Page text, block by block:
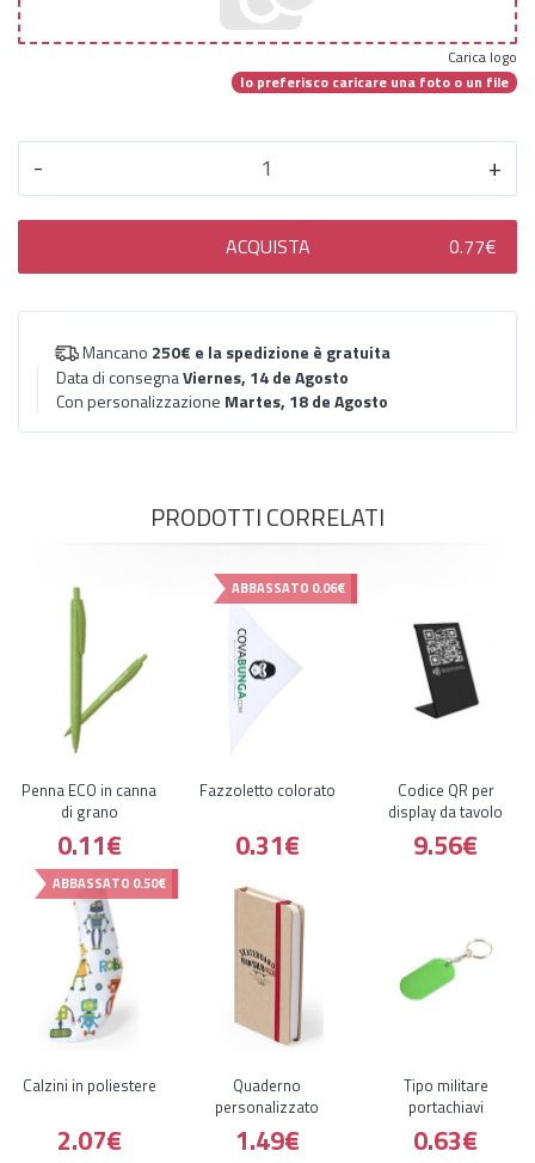
Carica logo
Io preferisco caricare una foto o un file
- +
ACQUISTA 0.77€
Mancano 250€ e la spedizione è gratuita
Data di consegnaViernes, 14 de Agosto
Con personalizzazione Martes, 18 de Agosto
PRODOTTI CORRELATI
Penna ECO in canna
di grano
0.11€
ABBASSATO 0.06€
Fazzoletto colorato
0.31€
Codice QR per
display da tavolo
9.56€
ABBASSATO 0.50€
Calzini in poliestere
2.07€
Quaderno
personalizzato
1.49€
Tipo militare
portachiavi
0.63€